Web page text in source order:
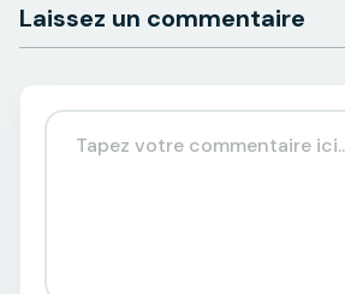
Laissez un commentaire